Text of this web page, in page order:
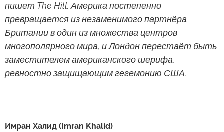
пишет The Hill. Америка постепенно
превращается из незаменимого партнёра
Британии в один из множества центров
многополярного мира, и Лондон перестаёт быть
заместителем американского шерифа,
ревностно защищающим гегемонию США.
Имран Халид (Imran Khalid)